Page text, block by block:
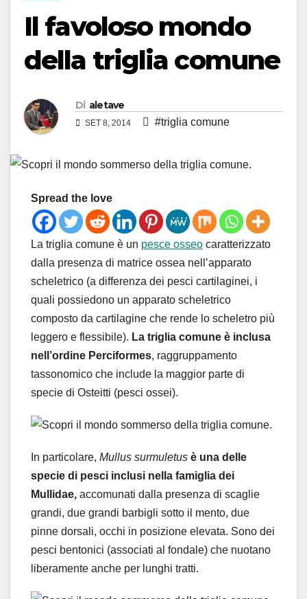
Il favoloso mondo
della triglia comune
Di aletave
SET 8, 2014 #triglia comune
Spread the love
La triglia comune è un pesce osseo caratterizzato
dalla presenza di matrice ossea nell’apparato
scheletrico (a differenza dei pesci cartilaginei, i
quali possiedono un apparato scheletrico
composto da cartilagine che rende lo scheletro più
leggero e flessibile). La triglia comune è inclusa
nell’ordine Perciformes, raggruppamento
tassonomico che include la maggior parte di
specie di Osteitti (pesci ossei).
In particolare, Mullus surmuletus è una delle
specie di pesci inclusi nella famiglia dei
Mullidae, accomunati dalla presenza di scaglie
grandi, due grandi barbigli sotto il mento, due
pinne dorsali, occhi in posizione elevata. Sono dei
pesci bentonici (associati al fondale) che nuotano
liberamente anche per lunghi tratti.